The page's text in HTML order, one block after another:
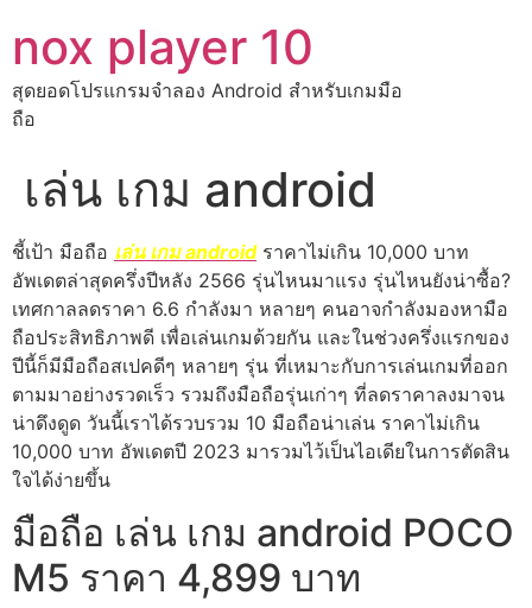
nox player 10
สุดยอดโปรแกรมจำลอง Android สำหรับเกมมือ
ถือ
เล่น เกม android
ชี้เป้า มือถือ เล่น เกม androidราคาไม่เกิน 10,000 บาท
อัพเดตล่าสุดครึ่งปีหลัง 2566 รุ่นไหนมาแรง รุ่นไหนยังน่าซื้อ?
เทศกาลลดราคา 6.6 กำลังมา หลายๆ คนอาจกำลังมองหามือ
ถือประสิทธิภาพดี เพื่อเล่นเกมด้วยกัน และในช่วงครึ่งแรกของ
ปีนี้ก็มีมือถือสเปคดีๆ หลายๆ รุ่น ที่เหมาะกับการเล่นเกมที่ออก
ตามมาอย่างรวดเร็ว รวมถึงมือถือรุ่นเก่าๆ ที่ลดราคาลงมาจน
น่าดึงดูด วันนี้เราได้รวบรวม 10 มือถือน่าเล่น ราคาไม่เกิน
10,000 บาท อัพเดตปี 2023 มารวมไว้เป็นไอเดียในการตัดสิน
ใจได้ง่ายขึ้น
มือถือ เล่น เกม android POCO
M5 ราคา 4,899 บาท